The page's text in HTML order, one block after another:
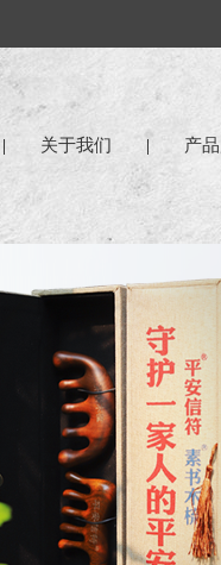
| 关于我们 | 产